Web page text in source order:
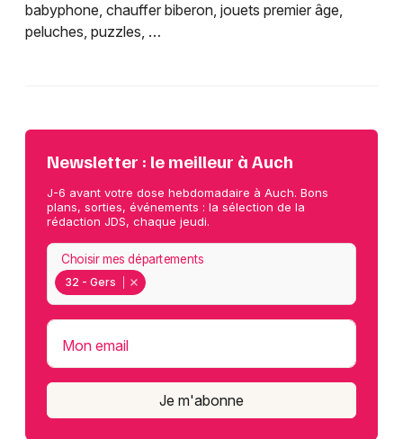
babyphone, chauffer biberon, jouets premier âge,
peluches, puzzles, …
Newsletter : le meilleur à Auch
J-6 avant votre dose hebdomadaire à Auch. Bons
plans, sorties, événements : la sélection de la
rédaction JDS, chaque jeudi.
32 - Gers
Choisir mes départements
Mon email
Je m'abonne